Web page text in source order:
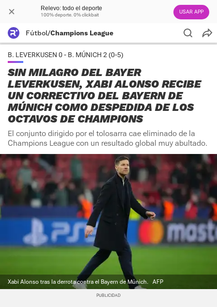
Relevo: todo el deporte
100% deporte. 0% clickbait USAR APP
Fútbol/Champions League
B. LEVERKUSEN 0 - B. MÚNICH 2 (0-5)
SIN MILAGRO DEL BAYER
LEVERKUSEN, XABI ALONSO RECIBE
UN CORRECTIVO DEL BAYERN DE
MÚNICH COMO DESPEDIDA DE LOS
OCTAVOS DE CHAMPIONS
El conjunto dirigido por el tolosarra cae eliminado de la
Champions League con un resultado global muy abultado.
Xabi Alonso tras la derrota contra el Bayern de Múnich. AFP